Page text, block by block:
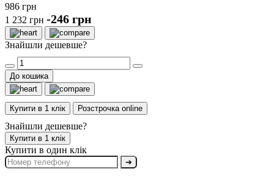
986 грн
1 232 грн -246 грн
Знайшли дешевше?
До кошика
Купити в 1 клік Розстрочка online
Знайшли дешевше?
Купити в 1 клік
Купити в один клік
➔